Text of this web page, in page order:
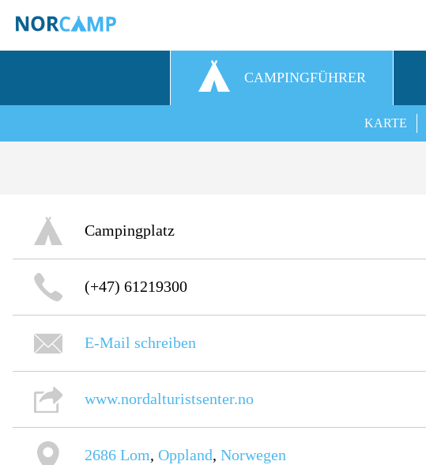
CAMPINGFÜHRER
KARTE
Campingplatz
(+47) 61219300
E-Mail schreiben
www.nordalturistsenter.no
2686 Lom,Oppland,Norwegen